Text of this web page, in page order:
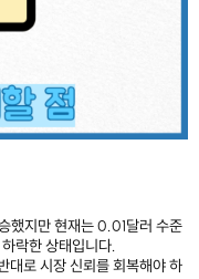
했지만 현재는 0.01달러 수준
락한 상태입니다.
대로 시장 신뢰를 회복해야 하